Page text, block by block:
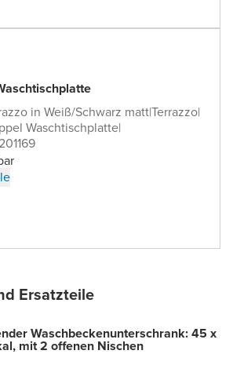
in Weiß/Schwarz matt|Terrazzo|
Waschtischplatte|
Ersatzteile
Waschbeckenunterschrank: 45 x
mit 2 offenen Nischen